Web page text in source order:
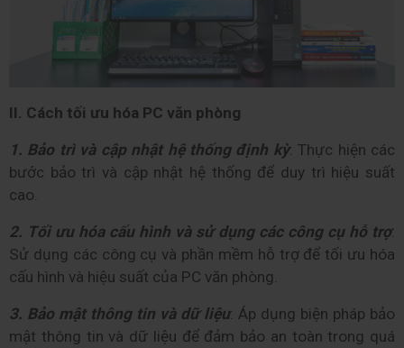
II. Cách tối ưu hóa PC văn phòng
1. Bảo trì và cập nhật hệ thống định kỳ: Thực hiện các
bước bảo trì và cập nhật hệ thống để duy trì hiệu suất
cao.
2. Tối ưu hóa cấu hình và sử dụng các công cụ hỗ trợ:
Sử dụng các công cụ và phần mềm hỗ trợ để tối ưu hóa
cấu hình và hiệu suất của PC văn phòng.
3. Bảo mật thông tin và dữ liệu: Áp dụng biện pháp bảo
mật thông tin và dữ liệu để đảm bảo an toàn trong quá